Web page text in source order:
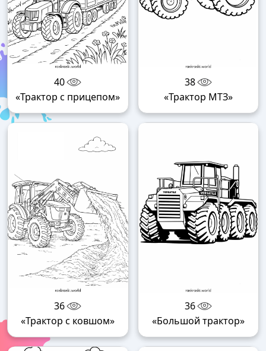
40
«Трактор с прицепом»
38
«Трактор МТЗ»
36
«Трактор с ковшом»
36
«Большой трактор»